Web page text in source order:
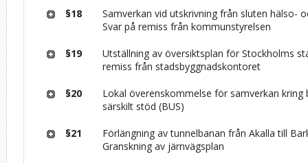
§18
Samverkan vid utskrivning från sluten hälso-
Svar på remiss från kommunstyrelsen
§19
Utställning av översiktsplan för Stockholms
remiss från stadsbyggnadskontoret
§20
Lokal överenskommelse för samverkan kring
särskilt stöd (BUS)
§21
Förlängning av tunnelbanan från Akalla till
Granskning av järnvägsplan